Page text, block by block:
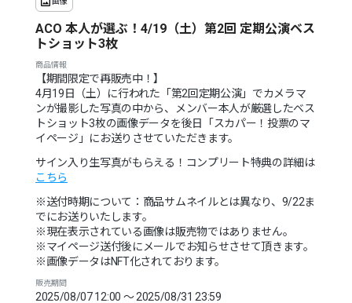
ACO 本人が選ぶ！4/19（土）第2回 定期公演ベス
トショット3枚
商品情報
【期間限定で再販売中！】
4月19日（土）に行われた「第2回定期公演」でカメラマ
ンが撮影した写真の中から、メンバー本人が厳選したベス
トショット3枚の画像データを後日「スカパー！投票のマ
イページ」にお送りさせていただきます。
サイン入り生写真がもらえる！コンプリート特典の詳細は
こちら
※送付時期について：商品サムネイルとは異なり、9/22ま
でにお送りいたします。
※現在表示されている画像は販売物ではありません。
※マイページ送付後にメールでお知らせさせて頂きます。
※画像データはNFT化されております。
販売期間
2025/08/07 12:00 〜 2025/08/31 23:59